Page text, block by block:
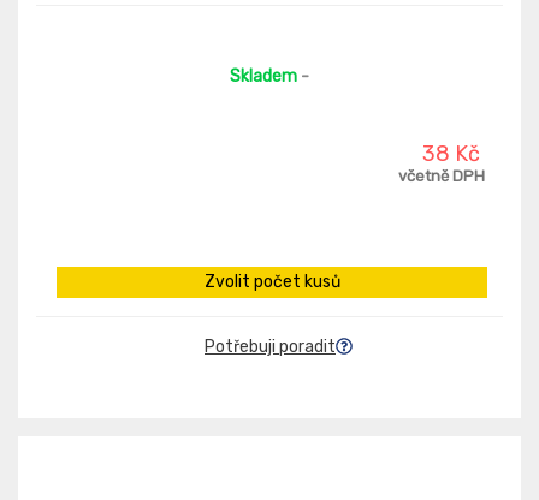
Skladem -
38 Kč
včetně DPH
Zvolit počet kusů
Potřebuji poradit